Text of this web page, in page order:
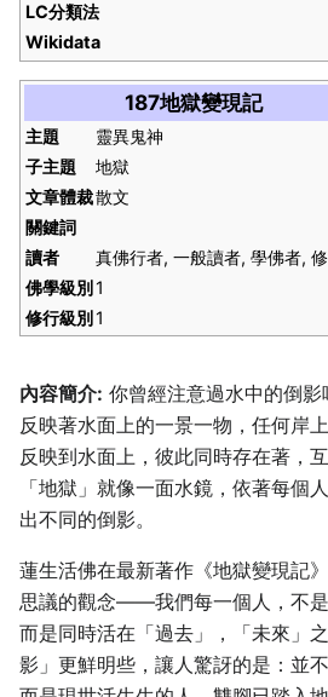
LC分類法
Wikidata
187地獄變現記
主題
靈異鬼神
子主題
地獄
文章體裁散文
關鍵詞
讀者
真佛行者, 一般讀者, 學佛者,
佛學級別1
修行級別1
內容簡介: 你曾經注意過水中的倒影
反映著水面上的一景一物，任何岸
反映到水面上，彼此同時存在著，
「地獄」就像一面水鏡，依著每個
出不同的倒影。
蓮生活佛在最新著作《地獄變現記
思議的觀念——我們每一個人，不是
而是同時活在「過去」，「未來」
影」更鮮明些，讓人驚訝的是：並